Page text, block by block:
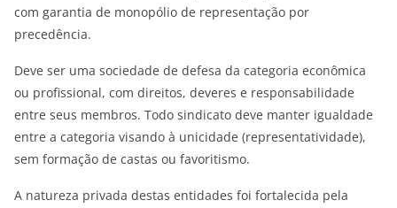
com garantia de monopólio de representação por
precedência.
Deve ser uma sociedade de defesa da categoria econômica
ou profissional, com direitos, deveres e responsabilidade
entre seus membros. Todo sindicato deve manter igualdade
entre a categoria visando à unicidade (representatividade),
sem formação de castas ou favoritismo.
A natureza privada destas entidades foi fortalecida pela